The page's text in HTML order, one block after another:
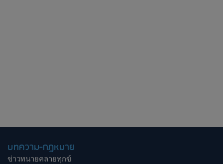
บทความ-กฎหมาย
ข่าวทนายคลายทุกข์